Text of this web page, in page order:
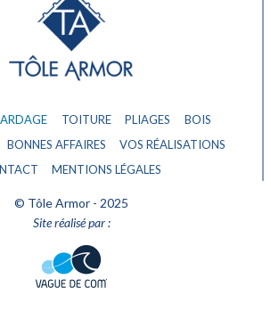
TOITURE PLIAGES
BOIS
BONNES AFFAIRES
VOS RÉALISATIONS
MENTIONS LÉGALES
© Tôle Armor - 2025
Site réalisé par :